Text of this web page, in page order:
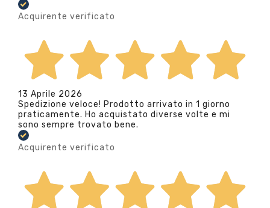
Acquirente verificato
13 Aprile 2026
Spedizione veloce! Prodotto arrivato in 1 giorno
praticamente. Ho acquistato diverse volte e mi
sono sempre trovato bene.
Acquirente verificato